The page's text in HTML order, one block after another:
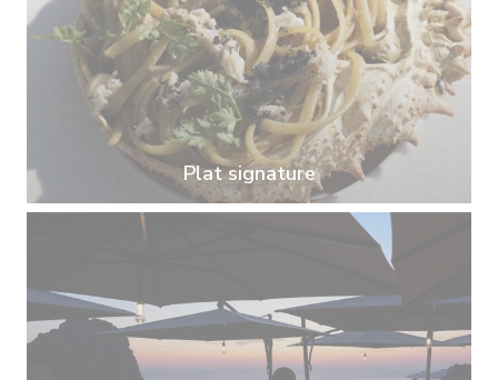
Plat signature